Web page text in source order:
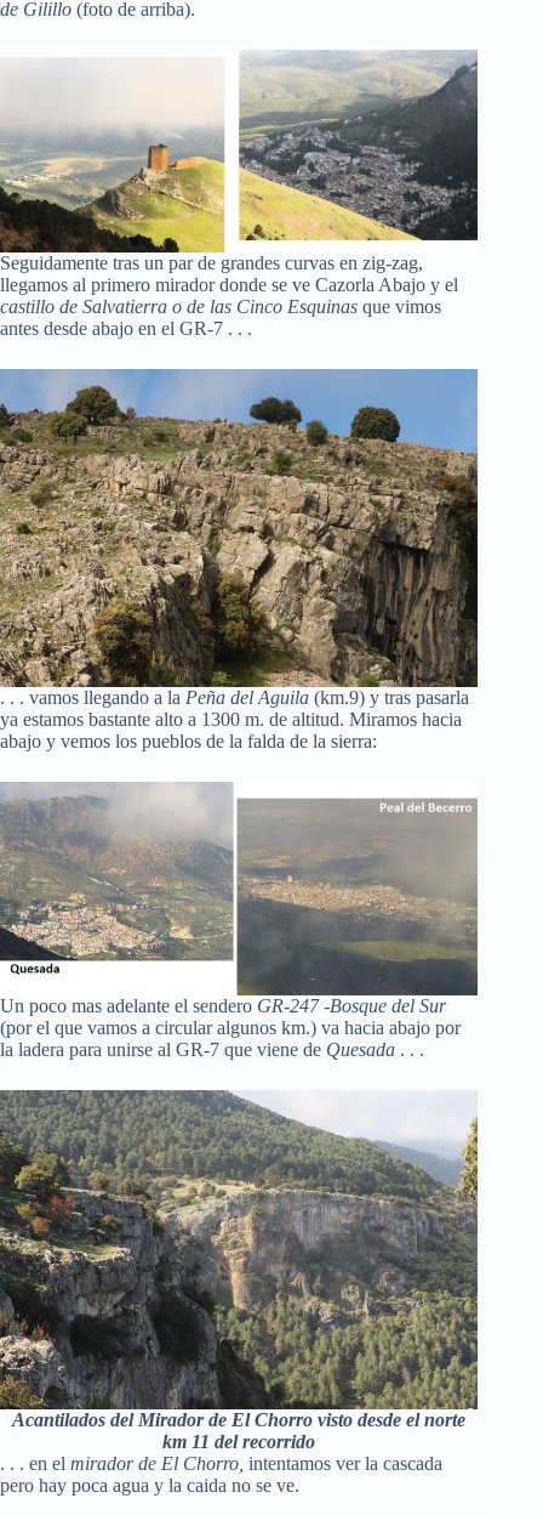
de Gilillo (foto de arriba).
Seguidamente tras un par de grandes curvas en zig-zag,
llegamos al primero mirador donde se ve Cazorla Abajo y el
castillo de Salvatierra o de las Cinco Esquinas que vimos
antes desde abajo en el GR-7 . . .
. . . vamos llegando a la Peña del Aguila (km.9) y tras pasarla
ya estamos bastante alto a 1300 m. de altitud. Miramos hacia
abajo y vemos los pueblos de la falda de la sierra:
Un poco mas adelante el sendero GR-247 -Bosque del Sur
(por el que vamos a circular algunos km.) va hacia abajo por
la ladera para unirse al GR-7 que viene de Quesada . . .
Acantilados del Mirador de El Chorro visto desde el norte
km 11 del recorrido
. . . en el mirador de El Chorro, intentamos ver la cascada
pero hay poca agua y la caida no se ve.